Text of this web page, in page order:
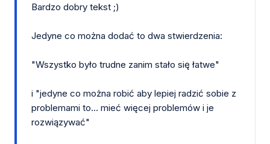
Bardzo dobry tekst ;)
Jedyne co można dodać to dwa stwierdzenia:
"Wszystko było trudne zanim stało się łatwe"
i "jedyne co można robić aby lepiej radzić sobie z
problemami to... mieć więcej problemów i je
rozwiązywać"